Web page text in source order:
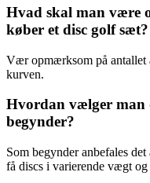
Hvad skal man være
køber et disc golf sæt?
Vær opmærksom på antallet
kurven.
Hvordan vælger man
begynder?
Som begynder anbefales
få discs i varierende vægt og